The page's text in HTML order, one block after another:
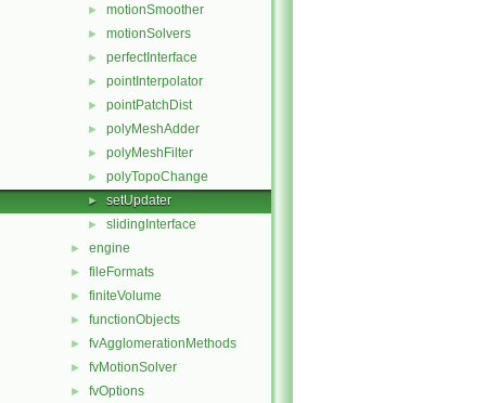
► motionSmoother
► motionSolvers
► perfectInterface
► pointInterpolator
► pointPatchDist
► polyMeshAdder
► polyMeshFilter
► polyTopoChange
► setUpdater
► slidingInterface
► engine
► fileFormats
► finiteVolume
► functionObjects
► fvAgglomerationMethods
► fvMotionSolver
► fvOptions